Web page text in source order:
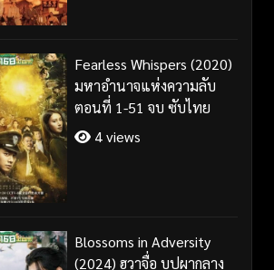
Fearless Whispers (2020)
มหาอำนาจแห่งความลับ
ตอนที่ 1-51 จบ ซับไทย
4 views
Blossoms in Adversity
(2024) ฮวาจื่อ บุปผากลาง